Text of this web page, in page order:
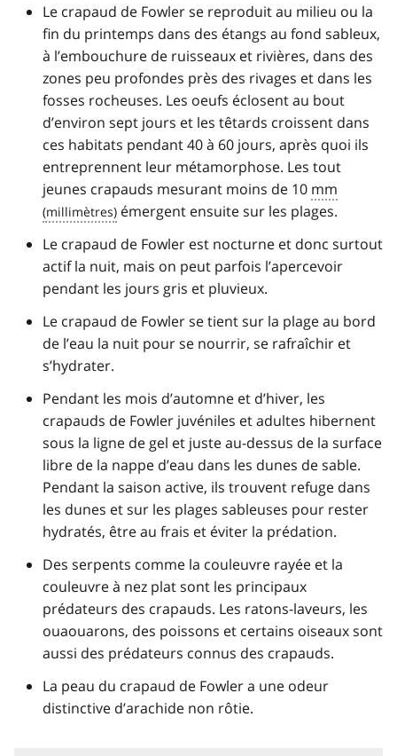
Le crapaud de Fowler se reproduit au milieu ou la
fin du printemps dans des étangs au fond sableux,
à l’embouchure de ruisseaux et rivières, dans des
zones peu profondes près des rivages et dans les
fosses rocheuses. Les oeufs éclosent au bout
d’environ sept jours et les têtards croissent dans
ces habitats pendant 40 à 60 jours, après quoi ils
entreprennent leur métamorphose. Les tout
jeunes crapauds mesurant moins de 10 mm
émergent ensuite sur les plages.
Le crapaud de Fowler est nocturne et donc surtout
actif la nuit, mais on peut parfois l’apercevoir
pendant les jours gris et pluvieux.
Le crapaud de Fowler se tient sur la plage au bord
de l’eau la nuit pour se nourrir, se rafraîchir et
s’hydrater.
Pendant les mois d’automne et d’hiver, les
crapauds de Fowler juvéniles et adultes hibernent
sous la ligne de gel et juste au-dessus de la surface
libre de la nappe d’eau dans les dunes de sable.
Pendant la saison active, ils trouvent refuge dans
les dunes et sur les plages sableuses pour rester
hydratés, être au frais et éviter la prédation.
Des serpents comme la couleuvre rayée et la
couleuvre à nez plat sont les principaux
prédateurs des crapauds. Les ratons-laveurs, les
ouaouarons, des poissons et certains oiseaux sont
aussi des prédateurs connus des crapauds.
La peau du crapaud de Fowler a une odeur
distinctive d’arachide non rôtie.